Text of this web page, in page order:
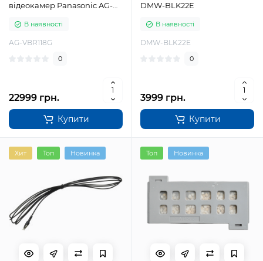
відеокамер Panasonic AG-
В наявності
AG-VBR118G
0
22999 грн.
Купити
DMW-BLK22E
В наявності
DMW-BLK22E
0
3999 грн.
Купити
Хит Топ Новинка Топ Новинка